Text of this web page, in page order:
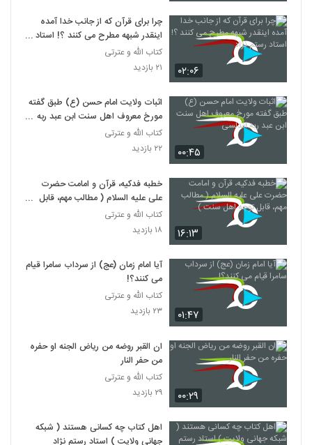
۰۲:۰۶
چرا برای قرآن که از جانب خدا آمده
اینقدر شبهه مطرح می کنند ؟! استاد
رستم نژاد
کتاب الله و عترتی
۲۱ بازدید
۰۰:۴۵
اثبات ولایت امام حسن (ع) طبق گفته
مورخ معروف اهل سنت ابن عبد ربه
اندلسی
کتاب الله و عترتی
۲۲ بازدید
۱۶:۱۳
خطبه فدکیه، قرآن و امامت حضرت
علی علیه السلام ( مطالب مهم، قابل
توجه اهل سنت )
کتاب الله و عترتی
۱۸ بازدید
۰۱:۴۷
آیا امام زمان (عج) از سرداب سامرا قیام
می کنند؟!
کتاب الله و عترتی
۲۳ بازدید
۰۰:۲۹
ان القبر روضه من ریاض الجنه او حفره
من حفر النار
کتاب الله و عترتی
۲۹ بازدید
اهل کتاب چه کسانی هستند ( شبکه
جهانی ولایت ) استاد رستم نژاد